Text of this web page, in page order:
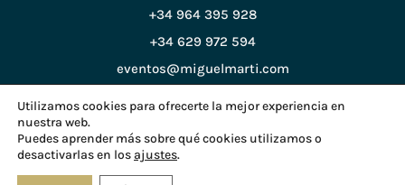
+34 964 395 928
+34 629 972 594
eventos@miguelmarti.com
Política de Privacidad
Política de Cookies
Utilizamos cookies para ofrecerte la mejor experiencia en
nuestra web.
Puedes aprender más sobre qué cookies utilizamos o
desactivarlas en losajustes.